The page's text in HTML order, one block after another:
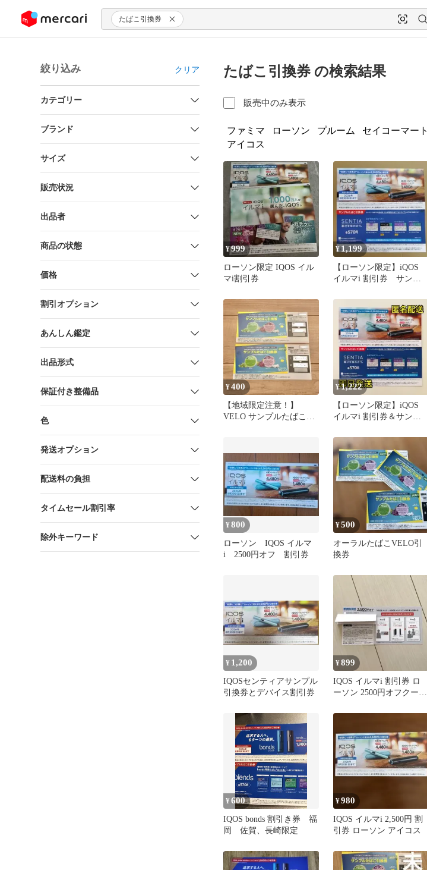
ツにスキップ たばこ引換券
絞り込み クリア
カテゴリー
ブランド
サイズ
販売状況
出品者
商品の状態
価格
割引オプション
あんしん鑑定
出品形式
保証付き整備品
色
発送オプション
配送料の負担
タイムセール割引率
除外キーワード
たばこ引換券 の検索結果
販売中のみ表示
ファミマ ローソン プルーム セイコーマート
アイコス
¥999
ローソン限定 IQOS イル
マi割引券
¥1,199
【ローソン限定】iQOS
イルマi 割引券 サンプ
¥400
【地域限定注意！】
VELO サンプルたばこ引
¥1,222
【ローソン限定】iQOS
イルマi 割引券＆サンプ
¥800
ローソン IQOS イルマ
i 2500円オフ 割引券
¥500
オーラルたばこVELO引
換券
¥ 1,200
IQOSセンティアサンプル
引換券とデバイス割引券
¥899
IQOS イルマi 割引券 ロ
ーソン 2500円オフクーポ
¥600
IQOS bonds 割引き券 福
岡 佐賀、長崎限定
¥980
IQOS イルマi 2,500円 割
引券 ローソン アイコス